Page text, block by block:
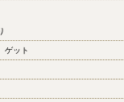
ゲット